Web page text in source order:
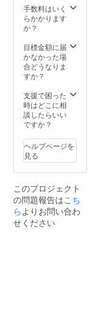
手数料はいく
らかかります
か？
目標金額に届
かなかった場
合どうなりま
すか？
支援で困った
時はどこに相
談したらいい
ですか？
ヘルプページを
見る
このプロジェクト
の問題報告はこち
らよりお問い合わ
せください